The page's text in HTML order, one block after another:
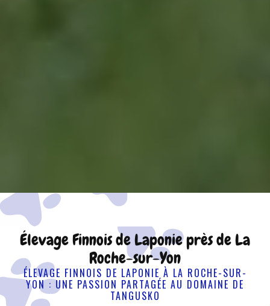
Élevage Finnois de Laponie près de La
Roche-sur-Yon
ÉLEVAGE FINNOIS DE LAPONIE À LA ROCHE-SUR-
YON : UNE PASSION PARTAGÉE AU DOMAINE DE
TANGUSKO